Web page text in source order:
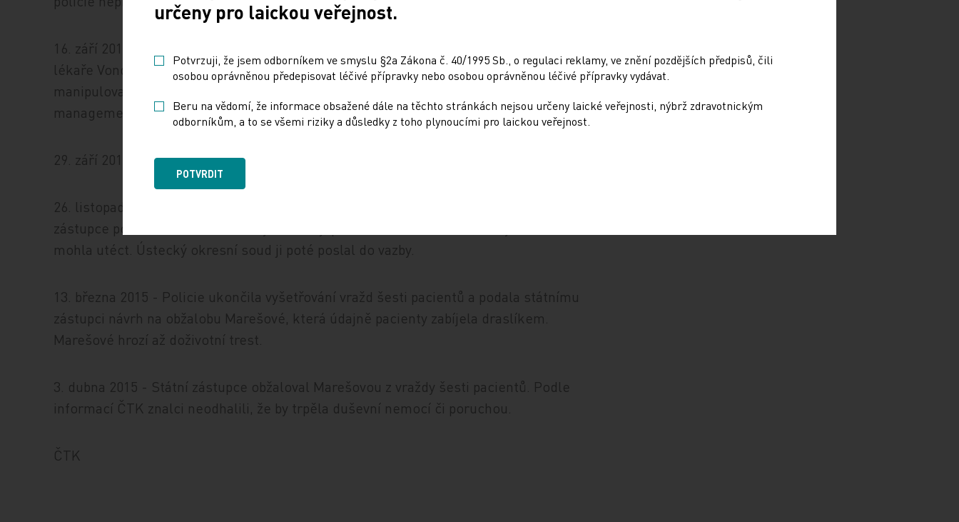
16. září 2014 - Vedení rumburské nemocnice oznámilo, že podá trestní oznámení na
lékaře Vondráčka pro nadržování a neoznámení trestného činu. Lékař údajně
manipuloval s důkazy a znehodnotil je. Vondráček jakékoli pochybení odmítl a kroky
managementu nemocnice označil za účelové.
29. září 2014 - Obviněná byla propuštěna z vazby.
26. listopadu 2014 - Policie obvinila Marešovou z vražd dalších pěti pacientů. Státní
zástupce podal návrh na vzetí ženy do vazby, protože se obával toho, že by obviněná
mohla utéct. Ústecký okresní soud ji poté poslal do vazby.
13. března 2015 - Policie ukončila vyšetřování vražd šesti pacientů a podala státnímu
zástupci návrh na obžalobu Marešové, která údajně pacienty zabíjela draslíkem.
Marešové hrozí až doživotní trest.
3. dubna 2015 - Státní zástupce obžaloval Marešovou z vraždy šesti pacientů. Podle
informací ČTK znalci neodhalili, že by trpěla duševní nemocí či poruchou.
ČTK
určeny pro laickou veřejnost.
Potvrzuji, že jsem odborníkem ve smyslu §2a Zákona č. 40/1995 Sb., o regulaci reklamy, ve znění pozdějších předpisů, čili
osobou oprávněnou předepisovat léčivé přípravky nebo osobou oprávněnou léčivé přípravky vydávat.
Beru na vědomí, že informace obsažené dále na těchto stránkách nejsou určeny laické veřejnosti, nýbrž zdravotnickým
odborníkům, a to se všemi riziky a důsledky z toho plynoucími pro laickou veřejnost.
POTVRDIT